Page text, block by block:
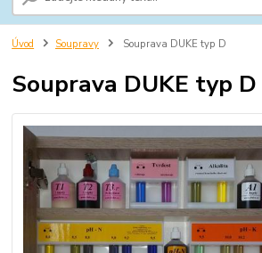
Úvod Soupravy Souprava DUKE typ D
Souprava DUKE typ D